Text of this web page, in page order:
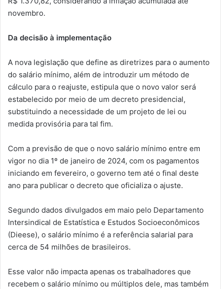
novembro.
Da decisão à implementação
A nova legislação que define as diretrizes para o aumento
do salário mínimo, além de introduzir um método de
cálculo para o reajuste, estipula que o novo valor será
estabelecido por meio de um decreto presidencial,
substituindo a necessidade de um projeto de lei ou
medida provisória para tal fim.
Com a previsão de que o novo salário mínimo entre em
vigor no dia 1º de janeiro de 2024, com os pagamentos
iniciando em fevereiro, o governo tem até o final deste
ano para publicar o decreto que oficializa o ajuste.
Segundo dados divulgados em maio pelo Departamento
Intersindical de Estatística e Estudos Socioeconômicos
(Dieese), o salário mínimo é a referência salarial para
cerca de 54 milhões de brasileiros.
Esse valor não impacta apenas os trabalhadores que
recebem o salário mínimo ou múltiplos dele, mas também